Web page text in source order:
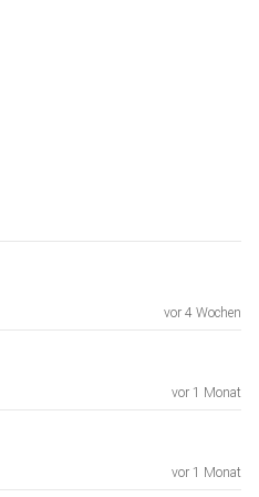
vor 4 Wochen
vor 1 Monat
vor 1 Monat